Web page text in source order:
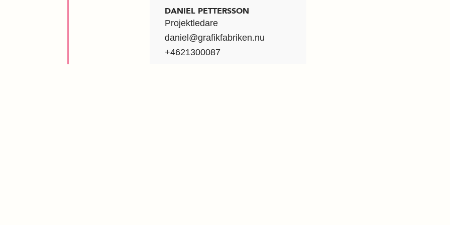
DANIEL PETTERSSON
Projektledare
daniel@grafikfabriken.nu
+4621300087